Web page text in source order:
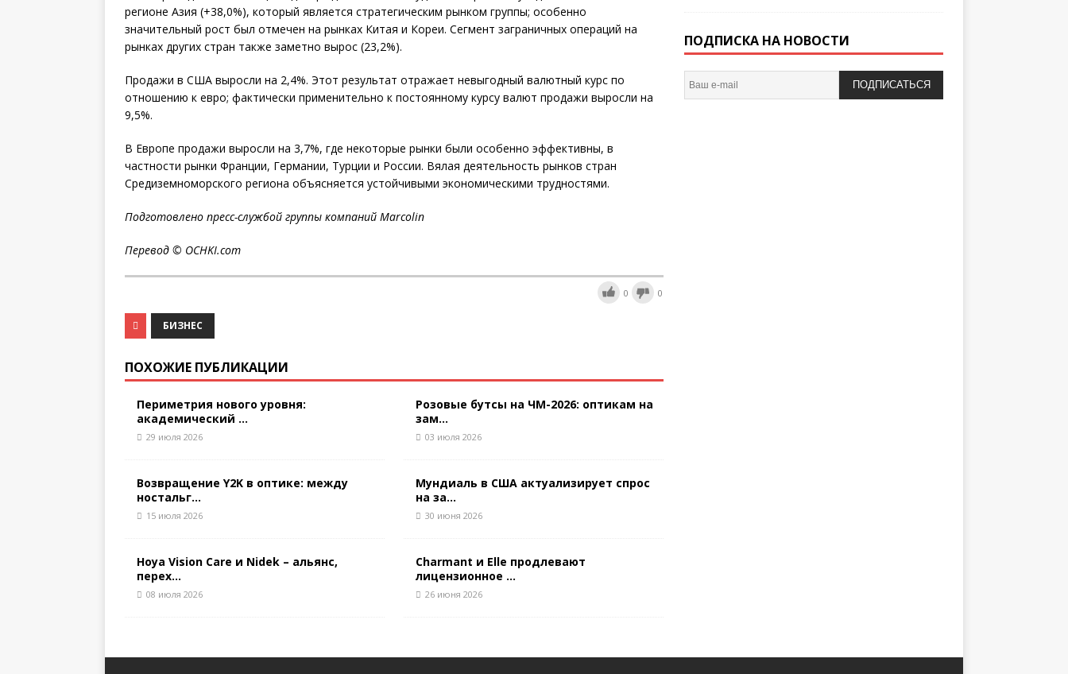
регионе Азия (+38,0%), который является стратегическим рынком группы; особенно
значительный рост был отмечен на рынках Китая и Кореи. Сегмент заграничных операций на
рынках других стран также заметно вырос (23,2%).
Продажи в США выросли на 2,4%. Этот результат отражает невыгодный валютный курс по
отношению к евро; фактически применительно к постоянному курсу валют продажи выросли на
9,5%.
В Европе продажи выросли на 3,7%, где некоторые рынки были особенно эффективны, в
частности рынки Франции, Германии, Турции и России. Вялая деятельность рынков стран
Средиземноморского региона объясняется устойчивыми экономическими трудностями.
Подготовлено пресс-службой группы компаний Marcolin
Перевод © OCHKI.com
0 0
БИЗНЕС
ПОХОЖИЕ ПУБЛИКАЦИИ
Периметрия нового уровня:
академический ...
29 июля 2026
Возвращение Y2K в оптике: между
ностальг...
15 июля 2026
Hoya Vision Care и Nidek – альянс,
перех...
08 июля 2026
Розовые бутсы на ЧМ-2026: оптикам на
зам...
03 июля 2026
Мундиаль в США актуализирует спрос
на за...
30 июня 2026
Charmant и Elle продлевают
лицензионное ...
26 июня 2026
ПОДПИСКА НА НОВОСТИ
ПОДПИСАТЬСЯ